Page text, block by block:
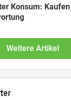
Konsum:
Weitere Artikel